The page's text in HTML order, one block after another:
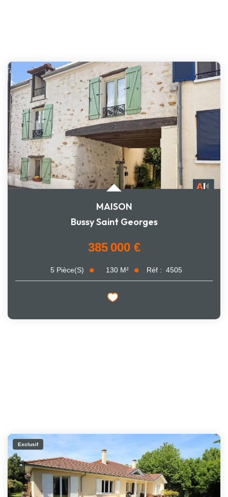
MAISON
Bussy Saint Georges
385 000 €
5 Pièce(s) 130 M² Réf : 4505
Exclusif